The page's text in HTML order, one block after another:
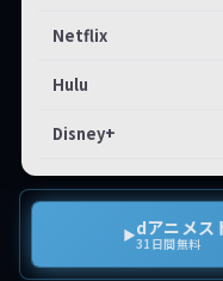
Netflix
Hulu
Disney+
『ふたりはプリキ
ニメストア・U-
▶dアニメス
31日間無料